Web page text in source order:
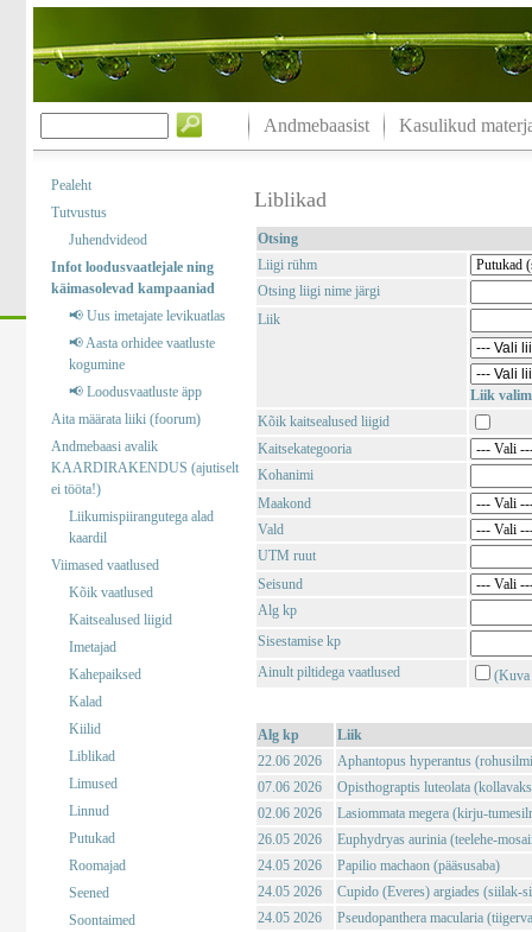
Andmebaasist Kasulikud
Pealeht
Tutvustus
Juhendvideod
Infot loodusvaatlejale ning
käimasolevad kampaaniad
📢 Uus imetajate levikuatlas
📢 Aasta orhidee vaatluste
kogumine
📢 Loodusvaatluste äpp
Aita määrata liiki (foorum)
Andmebaasi avalik
KAARDIRAKENDUS (ajutiselt
ei tööta!)
Liikumispiirangutega alad
kaardil
Viimased vaatlused
Kõik vaatlused
Kaitsealused liigid
Imetajad
Kahepaiksed
Kalad
Kiilid
Liblikad
Limused
Linnud
Putukad
Roomajad
Seened
Soontaimed
Liblikad
Otsing
Liigi rühm
Otsing liigi nime järgi
Liik
Liik
Kõik kaitsealused liigid
Kaitsekategooria
Kohanimi
Maakond
Vald
UTM ruut
Seisund
Alg kp
Sisestamise kp
Ainult piltidega vaatlused
(Kuva
Alg kp
Liik
22.06 2026
Aphantopus hyperantus
07.06 2026
Opisthograptis luteolata
02.06 2026
Lasiommata megera (kirju-
26.05 2026
Euphydryas aurinia (teelehe-
24.05 2026
Papilio machaon (pääsusaba)
24.05 2026
Cupido (Everes) argiades (siilak-
24.05 2026
Pseudopanthera macularia